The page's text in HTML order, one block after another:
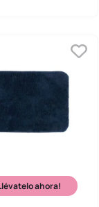
ahora!